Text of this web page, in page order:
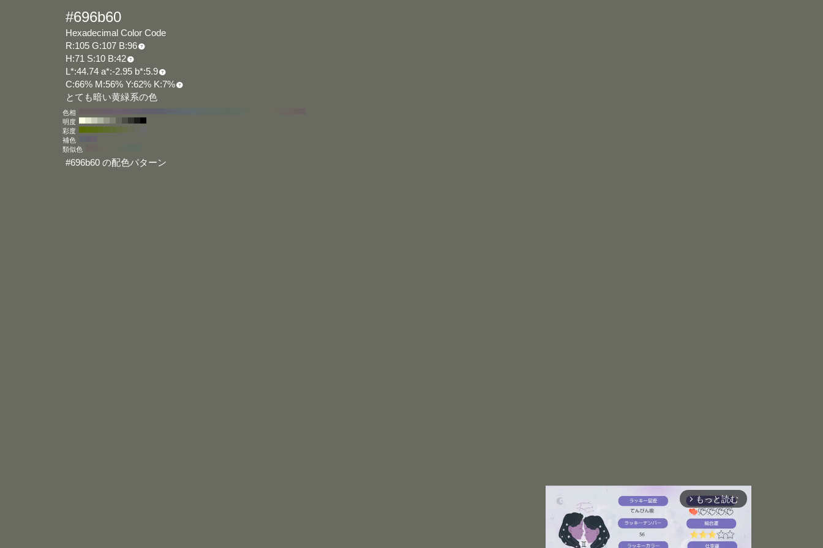
#696b60
Hexadecimal Color Code
R:105 G:107 B:96
H:71 S:10 B:42
L*:44.74 a*:-2.95 b*:5.9
C:66% M:56% Y:62% K:7%
とても暗い黄緑系の色
色相
明度
彩度
補色
類似色
#696b60 の配色パターン
arrow_forward_ios もっと読む